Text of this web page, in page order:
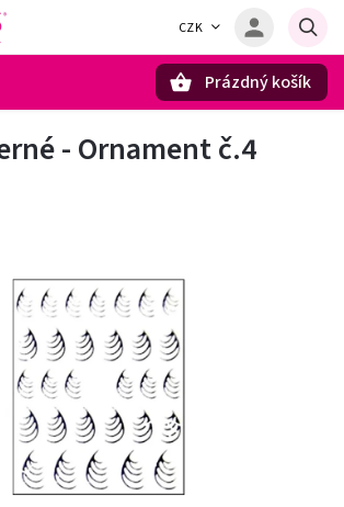
CZK
Prázdný košík
- Ornament č.4